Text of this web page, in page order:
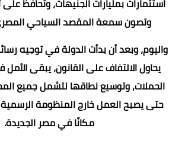
وتصون سمعة المقصد السياحي
واليوم، وبعد أن بدأت الدولة في توجيه
يحاول الالتفاف على القانون، يبقى
الحملات، وتوسيع نطاقها لتشمل جميع
حتى يصبح العمل خارج المنظومة الرسمية
مكانًا في مصر الجديدة.